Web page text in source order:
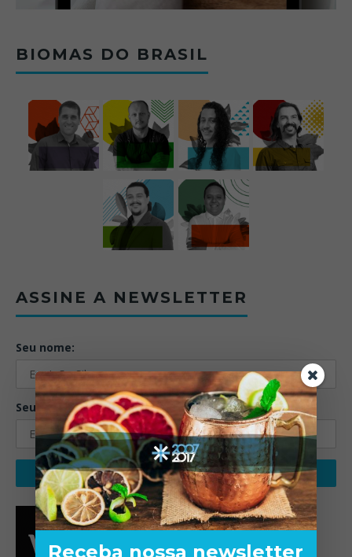
BIOMAS DO BRASIL
ASSINE A NEWSLETTER
Seu nome:
Seu email:
Receba nossa newsletter